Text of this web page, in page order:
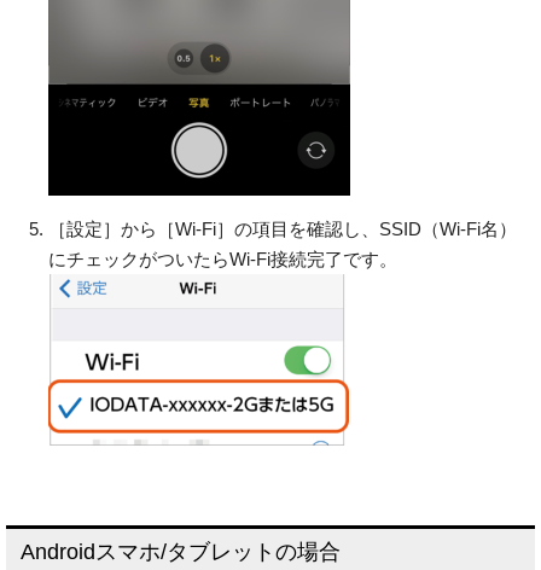
［設定］から［Wi-Fi］の項目を確認し、SSID（Wi-Fi名）
にチェックがついたらWi-Fi接続完了です。
Androidスマホ/タブレットの場合